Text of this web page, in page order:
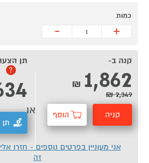
כמות
+
-
קנה ב-
1,862
₪
2,349 ₪
קניה הוסף
תן
?
או
אני מעוניין בפרטים נוספים - חזרו
זה